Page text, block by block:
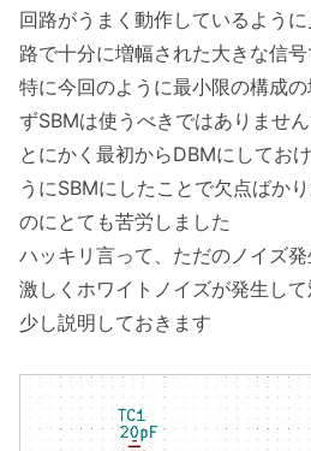
回路がうまく動作しているよう
路で十分に増幅された大きな信
特に今回のように最小限の構成
ずSBMは使うべきではありませ
とにかく最初からDBMにしてお
うにSBMにしたことで欠点ばか
のにとても苦労しました
ハッキリ言って、ただのノイズ発
激しくホワイトノイズが発生し
少し説明しておきます